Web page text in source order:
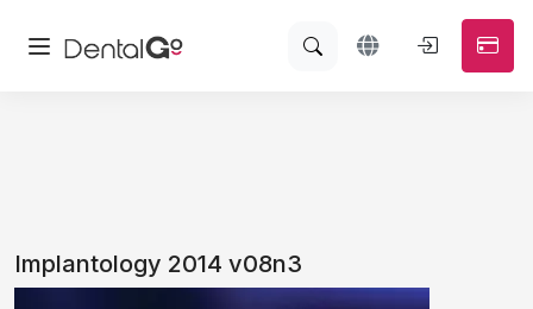
Implantology 2014 v08n3